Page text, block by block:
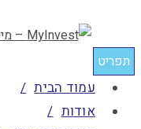
תפריט
עמוד הבית
אודות